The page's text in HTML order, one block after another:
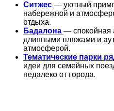
Ситжес — уютный
набережной и
отдыха.
Бадалона — спокойная
длинными пляжами и
атмосферой.
Тематические парки
идеи для семейных
недалеко от города.